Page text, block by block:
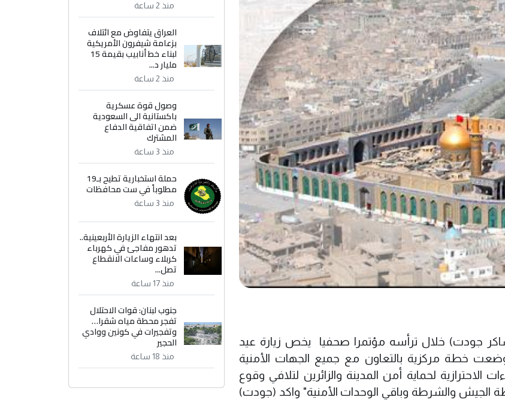
جودت) خلال ترأسه مؤتمرا صحفيا يخص زيارة عيد
خطة مركزية بالتعاون مع جميع الجهات الأمنية
لحماية أمن المدينة والزائرين لتلافي وقوع
الجيش والشرطة وباقي الوحدات الأمنية" واكد (جودت)
منذ 2 ساعة
العراق يتفاوض مع ائتلاف
بزعامة شيفرون الأمريكية
لبناء خط أنابيب بقيمة 15
مليار د...
منذ 2 ساعة
وصول قوة عسكرية
باكستانية الى السعودية
ضمن اتفاقية الدفاع
المشترك
منذ 3 ساعة
حملة استخبارية تطيح بـ19
مطلوباً في ست محافظات
منذ 3 ساعة
بعد انتهاء الزيارة الأربعينية..
تدهور مفاجئ في كهرباء
كربلاء وساعات الانقطاع
تصل...
منذ 17 ساعة
جنوب لبنان: قوات الاحتلال
تفجر محطة مياه شقرا…
وتفجيرات في كونين ووادي
الحجير
منذ 18 ساعة